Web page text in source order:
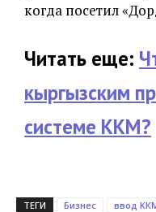
когда посетил
Читать еще:
кыргызским
системе ККМ?
ТЕГИ Бизнес ввод